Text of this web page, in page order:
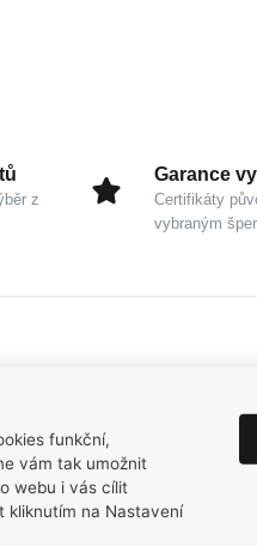
z
Garance
Certifikáty
vybraným
funkční,
vám tak umožnit
webu i vás cílit
kliknutím na Nastavení